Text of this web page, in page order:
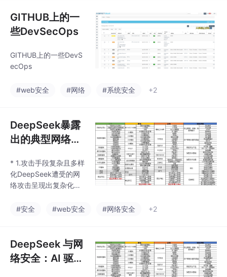
球，但随后DeepSeek
遭遇了严重的网络攻
击，导致运营中断，新
是想系统学好网络攻防
技术，我自己录制的从
以分享给你，主流的网
你能把学到的技术用在
正道上。，朋
GITHUB上的一
些DevSecOps
GITHUB上的一些DevS
ecOps
#web安全 #网络 #系统安全 +2
DeepSeek暴露
出的典型网络安
ek安全问题_前
不久deepseek
击,这个风险是模
能力薄弱造成
的?
* 1.攻击手段复杂且多样
化DeepSeek遭受的网
络攻击呈现出复杂化和
不仅采用了传统的分布
理攻击、僵尸网络攻击
以及密码爆破攻击等多
种手段。这些攻击手段
#安全 #web安全 #网络安全 +2
DeepSeek 与网
络安全：AI 驱动